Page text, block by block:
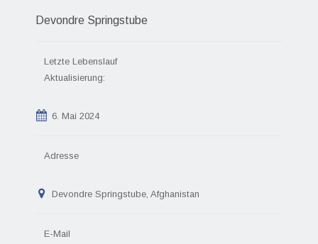
Devondre Springstube
Letzte Lebenslauf
Aktualisierung:
6. Mai 2024
Adresse
Devondre Springstube, Afghanistan
E-Mail